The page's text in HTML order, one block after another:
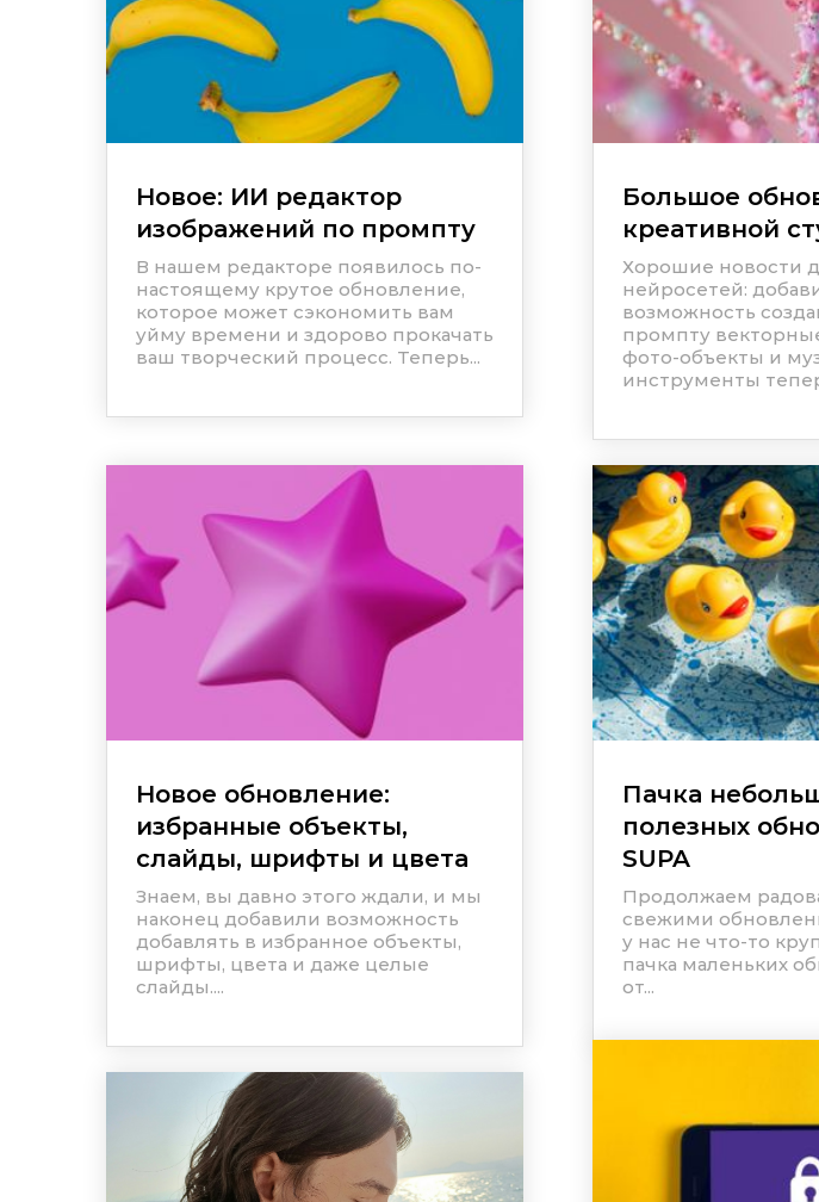
Новое: ИИ редактор
изображений по промпту
В нашем редакторе появилось по-
настоящему крутое обновление,
которое может сэкономить вам
уйму времени и здорово прокачать
ваш творческий процесс. Теперь...
Большое
креативной
Хорошие новости
нейросетей:
возможность
промпту
фото-объекты и
инструменты
Новое обновление:
избранные объекты,
слайды, шрифты и цвета
Знаем, вы давно этого ждали, и мы
наконец добавили возможность
добавлять в избранное объекты,
шрифты, цвета и даже целые
слайды....
Пачка
полезных
SUPA
Продолжаем
свежими
у нас не что-то
пачка маленьких
от...